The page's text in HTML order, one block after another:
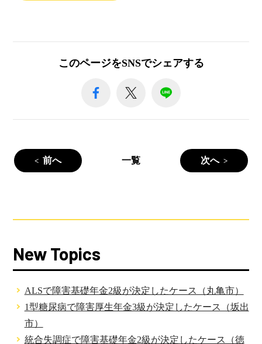
このページをSNSでシェアする
前へ 一覧 次へ
New Topics
ALSで障害基礎年金2級が決定したケース（丸亀市）
1型糖尿病で障害厚生年金3級が決定したケース（坂出
市）
統合失調症で障害基礎年金2級が決定したケース（徳